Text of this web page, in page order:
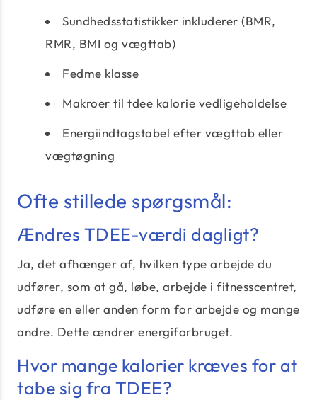
Sundhedsstatistikker inkluderer (BMR,
RMR, BMI og vægttab)
Fedme klasse
Makroer til tdee kalorie vedligeholdelse
Energiindtagstabel efter vægttab eller
vægtøgning
Ofte stillede spørgsmål:
Ændres TDEE-værdi dagligt?
Ja, det afhænger af, hvilken type arbejde du
udfører, som at gå, løbe, arbejde i fitnesscentret,
udføre en eller anden form for arbejde og mange
andre. Dette ændrer energiforbruget.
Hvor mange kalorier kræves for at
tabe sig fra TDEE?